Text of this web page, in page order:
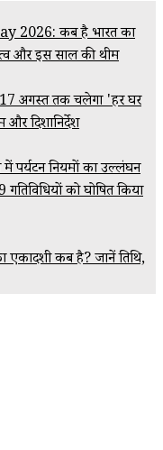
2026: कब है भारत का
और इस साल की थीम
अगस्त तक चलेगा 'हर घर
दिशानिर्देश
नियमों का उल्लंघन
को घोषित किया
कब है? जानें तिथि,